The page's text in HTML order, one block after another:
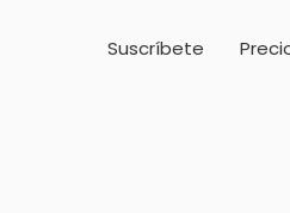
Suscríbete